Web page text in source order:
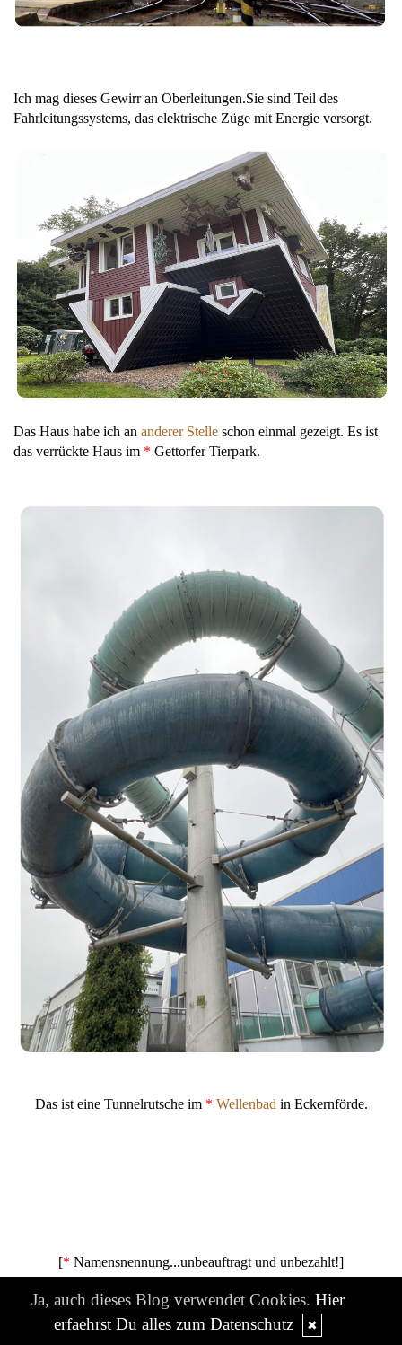
Ich mag dieses Gewirr an Oberleitungen.Sie sind Teil des
Fahrleitungssystems, das elektrische Züge mit Energie versorgt.
Das Haus habe ich an anderer Stelle schon einmal gezeigt. Es ist
das verrückte Haus im * Gettorfer Tierpark.
Das ist eine Tunnelrutsche im * Wellenbad in Eckernförde.
[* Namensnennung...unbeauftragt und unbezahlt!]
Ja, auch dieses Blog verwendet Cookies. Hier
erfaehrst Du alles zum Datenschutz
✖